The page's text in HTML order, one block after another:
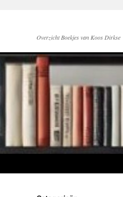
Overzicht Boekjes van Koos Dirkse